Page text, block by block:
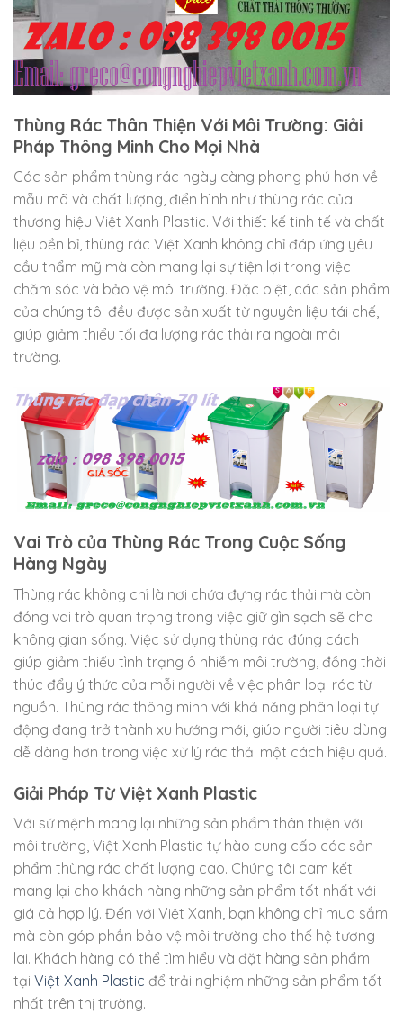
Thùng Rác Thân Thiện Với Môi Trường: Giải
Pháp Thông Minh Cho Mọi Nhà
Các sản phẩm thùng rác ngày càng phong phú hơn về
mẫu mã và chất lượng, điển hình như thùng rác của
thương hiệu Việt Xanh Plastic. Với thiết kế tinh tế và chất
liệu bền bỉ, thùng rác Việt Xanh không chỉ đáp ứng yêu
cầu thẩm mỹ mà còn mang lại sự tiện lợi trong việc
chăm sóc và bảo vệ môi trường. Đặc biệt, các sản phẩm
của chúng tôi đều được sản xuất từ nguyên liệu tái chế,
giúp giảm thiểu tối đa lượng rác thải ra ngoài môi
trường.
Vai Trò của Thùng Rác Trong Cuộc Sống
Hàng Ngày
Thùng rác không chỉ là nơi chứa đựng rác thải mà còn
đóng vai trò quan trọng trong việc giữ gìn sạch sẽ cho
không gian sống. Việc sử dụng thùng rác đúng cách
giúp giảm thiểu tình trạng ô nhiễm môi trường, đồng thời
thúc đẩy ý thức của mỗi người về việc phân loại rác từ
nguồn. Thùng rác thông minh với khả năng phân loại tự
động đang trở thành xu hướng mới, giúp người tiêu dùng
dễ dàng hơn trong việc xử lý rác thải một cách hiệu quả.
Giải Pháp Từ Việt Xanh Plastic
Với sứ mệnh mang lại những sản phẩm thân thiện với
môi trường, Việt Xanh Plastic tự hào cung cấp các sản
phẩm thùng rác chất lượng cao. Chúng tôi cam kết
mang lại cho khách hàng những sản phẩm tốt nhất với
giá cả hợp lý. Đến với Việt Xanh, bạn không chỉ mua sắm
mà còn góp phần bảo vệ môi trường cho thế hệ tương
lai. Khách hàng có thể tìm hiểu và đặt hàng sản phẩm
tại Việt Xanh Plastic để trải nghiệm những sản phẩm tốt
nhất trên thị trường.